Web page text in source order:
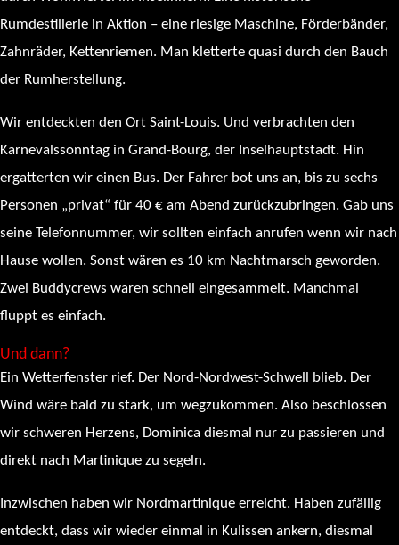
Rumdestillerie in Aktion – eine riesige Maschine, Förderbänder,
Zahnräder, Kettenriemen. Man kletterte quasi durch den Bauch
der Rumherstellung.
Wir entdeckten den Ort Saint-Louis. Und verbrachten den
Karnevalssonntag in Grand-Bourg, der Inselhauptstadt. Hin
ergatterten wir einen Bus. Der Fahrer bot uns an, bis zu sechs
Personen „privat“ für 40 € am Abend zurückzubringen. Gab uns
seine Telefonnummer, wir sollten einfach anrufen wenn wir nach
Hause wollen. Sonst wären es 10 km Nachtmarsch geworden.
Zwei Buddycrews waren schnell eingesammelt. Manchmal
fluppt es einfach.
Und dann?
Ein Wetterfenster rief. Der Nord-Nordwest-Schwell blieb. Der
Wind wäre bald zu stark, um wegzukommen. Also beschlossen
wir schweren Herzens, Dominica diesmal nur zu passieren und
direkt nach Martinique zu segeln.
Inzwischen haben wir Nordmartinique erreicht. Haben zufällig
entdeckt, dass wir wieder einmal in Kulissen ankern, diesmal